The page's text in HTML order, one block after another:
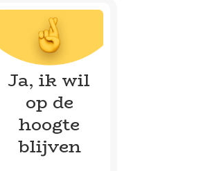
Ja, ik wil
op de
hoogte
blijven